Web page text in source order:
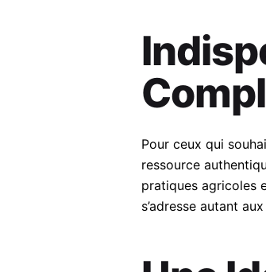
Pour ceux qui
ressource
pratiques agricoles
s’adresse autant